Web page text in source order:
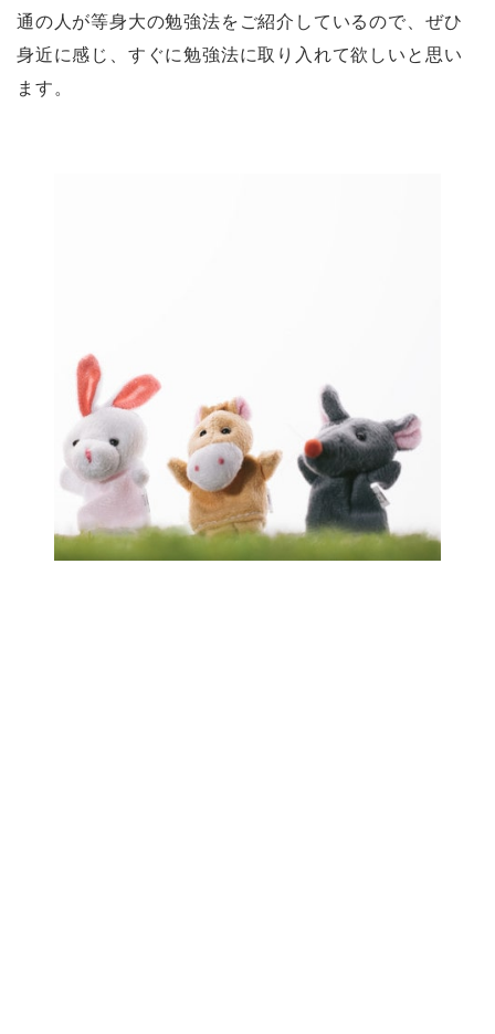
通の人が等身大の勉強法をご紹介しているので、ぜひ
身近に感じ、すぐに勉強法に取り入れて欲しいと思い
ます。